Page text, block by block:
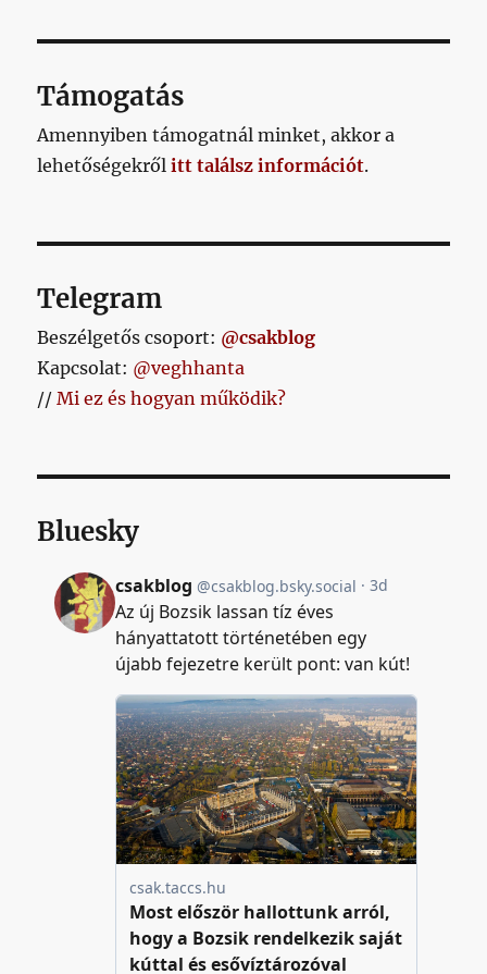
OLD
Támogatás
Amennyiben támogatnál minket, akkor a
lehetőségekrőlitt találsz információt.
Telegram
Beszélgetős csoport: @csakblog
Kapcsolat: @veghhanta
//Mi ez és hogyan működik?
Bluesky